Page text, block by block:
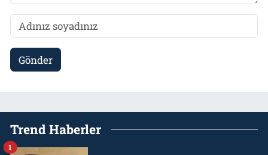
Gönder
Trend Haberler
1